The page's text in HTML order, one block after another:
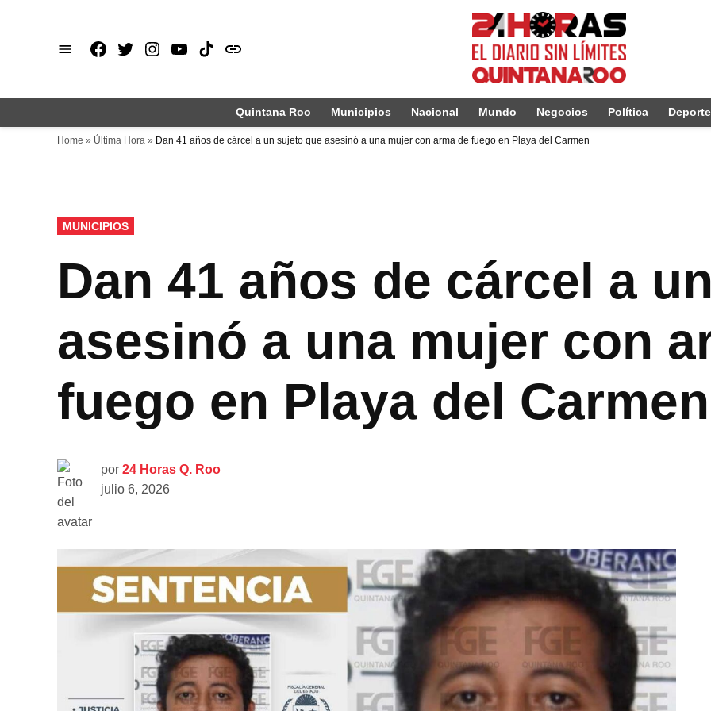
Facebook
X Instagram
Youtube
TikTok
issuu
Quintana Roo Municipios Nacional Mundo Negocios Política
Home » Última Hora » Dan 41 años de cárcel a un sujeto que asesinó a una mujer con arma de fuego en Playa del Carmen
PUBLICADO
EN
MUNICIPIOS
Dan 41 años de cárcel a
asesinó a una mujer con
fuego en Playa del Carmen
por 24 Horas Q. Roo
julio 6, 2026